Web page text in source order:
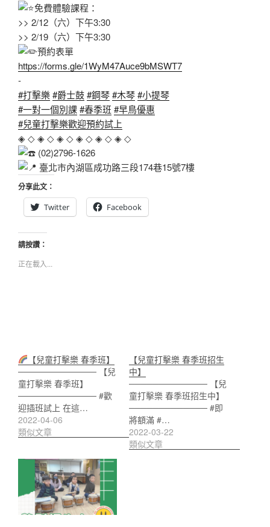
免費體驗課程：
>> 2/12（六）下午3:30
>> 2/19（六）下午3:30
預約表單
https://forms.gle/1WyM47Auce9bMSWT7
‐
#打擊樂#爵士鼓#鋼琴#木琴#小提琴
#一對一個別課#春季班 #早鳥優惠
#兒童打擊樂歡迎預約試上
◈ ◇ ◈ ◇ ◈ ◇ ◈ ◇ ◈ ◇ ◈ ◇
(02)2796-1626
臺北市內湖區成功路三段174巷15號7樓
分享此文：
Twitter
Facebook
請按讚：
正在載入...
【兒童打擊樂 春季班】
───────────── 【兒
童打擊樂 春季班】
───────────── #歡
迎插班試上 在這…
2022-04-06
類似文章
【兒童打擊樂 春季班招生
中】
───────────── 【兒
童打擊樂 春季班招生中】
───────────── #即
將額滿 #…
2022-03-22
類似文章